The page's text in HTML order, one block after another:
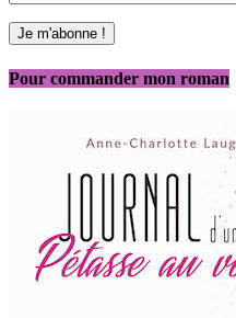
Pour commander mon roman